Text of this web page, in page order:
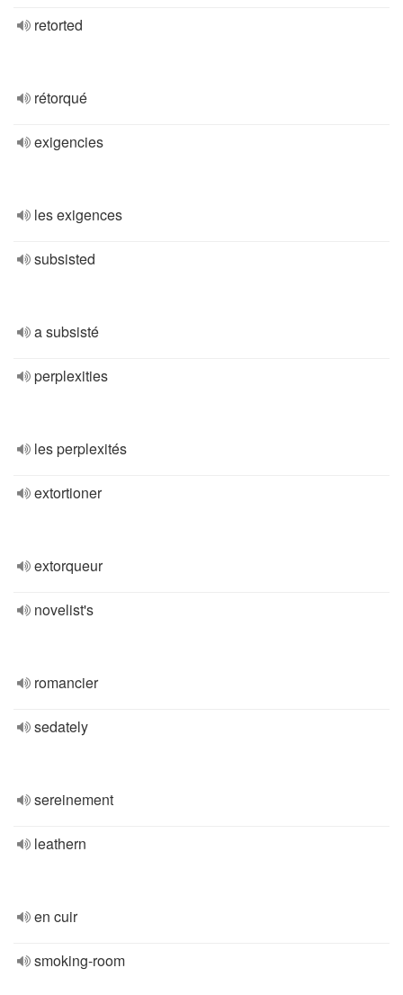
retorted
rétorqué
exigencies
les exigences
subsisted
a subsisté
perplexities
les perplexités
extortioner
extorqueur
novelist's
romancier
sedately
sereinement
leathern
en cuir
smoking-room